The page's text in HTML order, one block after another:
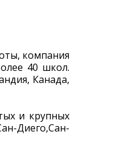
компания
40 школ.
Канада,
и крупных
Диего,Сан-